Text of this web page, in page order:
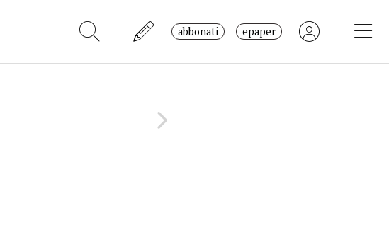
abbonati epaper